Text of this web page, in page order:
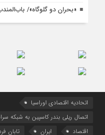
«بحران دو گلوگاه»/
اتحادیه اقتصادی اوراسیا
اتصال ریلی بندر کاسپین به شبکه
اقتصاد
ایران تابان